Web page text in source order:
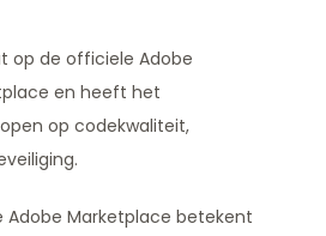
op de officiele Adobe
en heeft het
op codekwaliteit,
Adobe Marketplace betekent